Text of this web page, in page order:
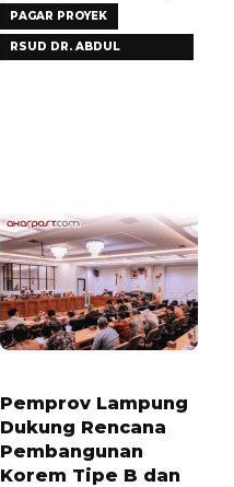
PAGAR PROYEK
RSUD DR. ABDUL
Pemprov Lampung
Dukung Rencana
Pembangunan
Korem Tipe B dan